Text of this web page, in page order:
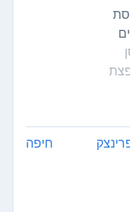
חיפה